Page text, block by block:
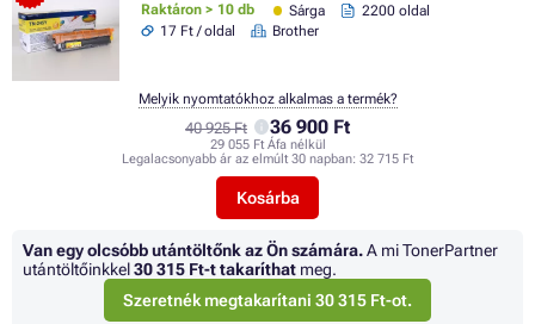
Raktáron > 10 db Sárga
2200 oldal
17 Ft / oldal
Brother
40 925 Ft 36 900 Ft
29 055 Ft Áfa nélkül
Legalacsonyabb ár az elmúlt 30 napban: 32 715 Ft
Kosárba
Melyik nyomtatókhoz alkalmas a termék?
Van egy olcsóbb utántöltőnk az Ön számára.A mi TonerPartner
utántöltőinkkel30 315 Ft-t takaríthat meg.
Szeretnék megtakarítani 30 315 Ft-ot.